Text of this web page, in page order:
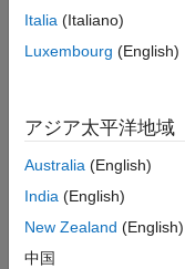
Data
MAT file —
Data dictionary
and referenced
example
Examples
Italia (Italiano)
Luxembourg (English)
アジア太平洋地域
Australia (English)
India (English)
New Zealand (English)
中国